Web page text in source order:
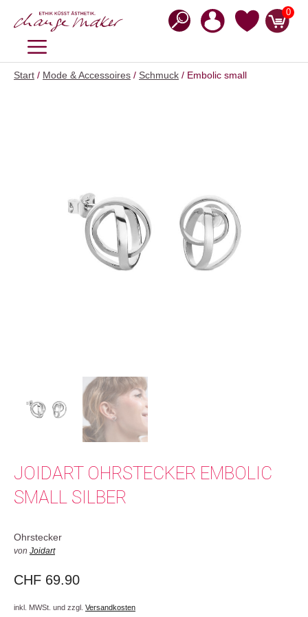
Inhalt
0
MENÜ
Start / Mode & Accessoires / Schmuck / Embolic small
JOIDART OHRSTECKER EMBOLIC
SMALL SILBER
Ohrstecker
von Joidart
CHF 69.90
inkl. MWSt. und zzgl. Versandkosten